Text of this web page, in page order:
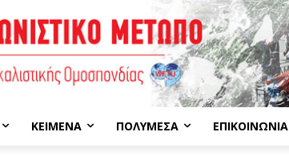
ΚΕΊΜΕΝΑ ΠΟΛΥΜΈΣΑ ΕΠΙΚΟΙΝΩΝΊΑ